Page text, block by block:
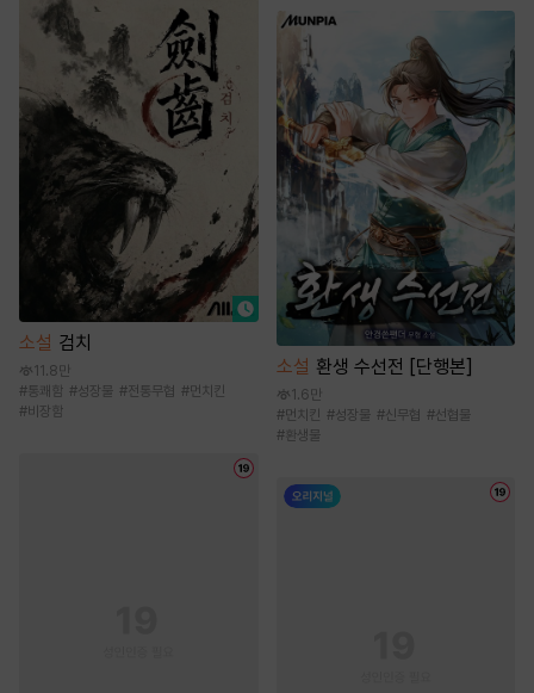
소설 검치
11.8만
#통쾌함 #성장물 #전통무협 #먼치킨
#비장함
소설 환생 수선전 [단행본]
1.6만
#먼치킨 #성장물 #신무협 #선협물
#환생물